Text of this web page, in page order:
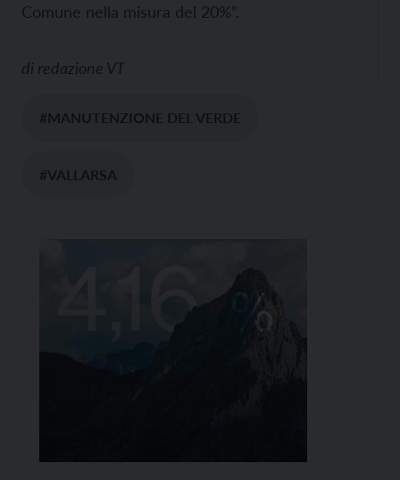
Comune nella misura del 20%”.
di redazione VT
#MANUTENZIONE DEL VERDE
#VALLARSA